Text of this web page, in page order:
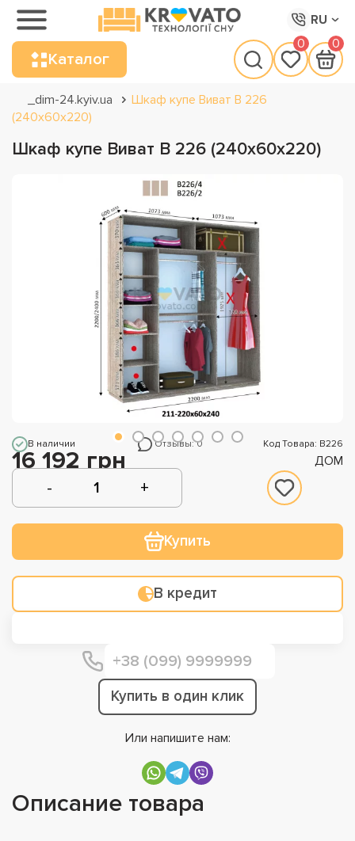
RU
Каталог
0 0
_dim-24.kyiv.ua
Шкаф купе Виват В 226
(240х60х220)
Шкаф купе Виват В 226 (240х60х220)
В наличии Отзывы: 0 Код Товара: В226
16 192 грн ДОМ
Купить
В кредит
Купить в один клик
Или напишите нам:
Описание товара